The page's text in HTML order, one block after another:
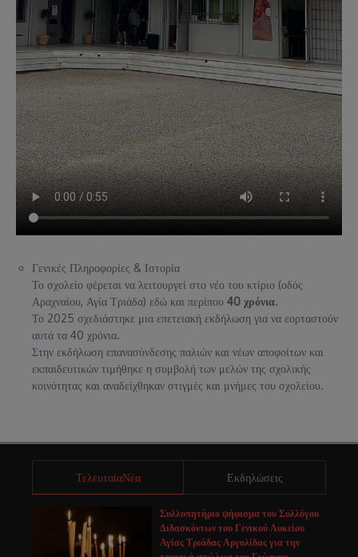
Γενικές Πληροφορίες & Ιστορία
Το σχολείο φέρεται να λειτουργεί στο νέο του κτίριο (οδός
Αραχναίου, Αγία Τριάδα) εδώ και περίπου 40 χρόνια.
Το 2025 σχεδιάστηκε μια επετειακή εκδήλωση για να εορταστούν
αυτά τα 40 χρόνια.
Στην εκδήλωση επανασύνδεσης παλιών και νέων αποφοίτων και
εκπαιδευτικών τιμήθηκε η συμβολή των μελών της σχολικής
κοινότητας και αναδείχθηκαν στιγμές και μνήμες του σχολείου.
ΤελευταίαΝέα Εκδηλώσεις
Συλλυπητήριο ψήφισμα του Συλλόγου
Διδασκόντων του Γενικού Λυκείου
Αγίας Τριάδας Αργολίδας για την